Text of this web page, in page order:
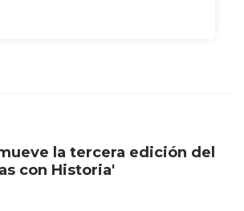
la tercera edición del
con Historia'